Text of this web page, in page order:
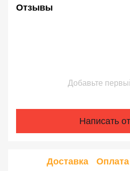
Отзывы
Добавьте
Написать
Доставка Оплата